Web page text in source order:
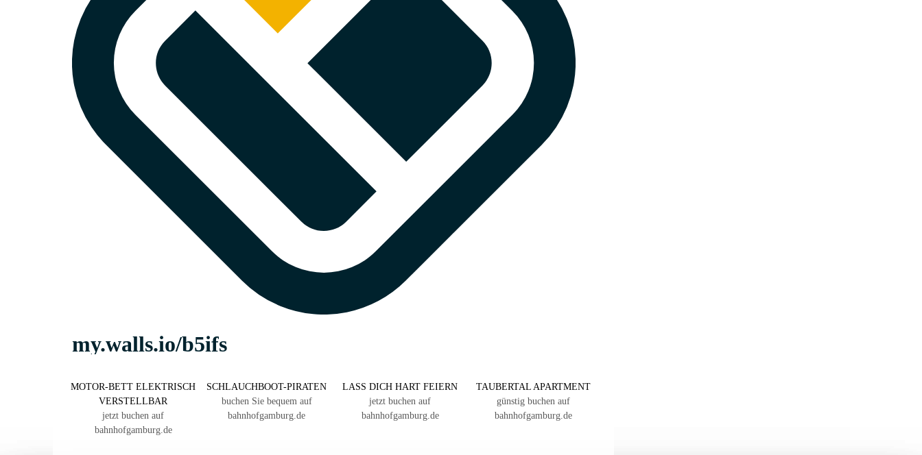
MOTOR-BETT ELEKTRISCH
VERSTELLBAR
jetzt buchen auf
bahnhofgamburg.de
SCHLAUCHBOOT-PIRATEN
buchen Sie bequem auf
bahnhofgamburg.de
LASS DICH HART FEIERN
jetzt buchen auf
bahnhofgamburg.de
TAUBERTAL APARTMENT
günstig buchen auf
bahnhofgamburg.de